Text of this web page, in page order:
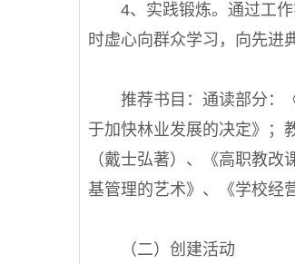
4、实践锻炼。通过工作
时虚心向群众学习，向先进
推荐书目：通读部分：《
于加快林业发展的决定》；
（戴士弘著）、《高职教
基管理的艺术》、《学校经
（二）创建活动